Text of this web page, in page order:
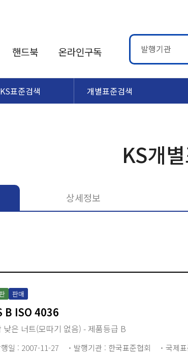
핸드북 온라인구독 발행기관
KS표준검색 개별표준검색
KS개
상세정보
판매
B ISO 4036
낮은 너트(모따기 없음) - 제품등급 B
일 : 2007-11-27 발행기관 : 한국표준협회 국제